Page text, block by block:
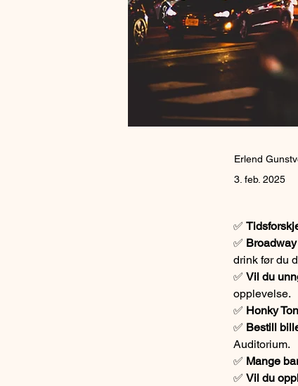
Erlend
3. feb. 2025
✅
✅
drink før du
✅ Vil du
opplevelse.
✅ Honky
✅ Bestill
Auditorium.
✅ Mange
✅ Vil du